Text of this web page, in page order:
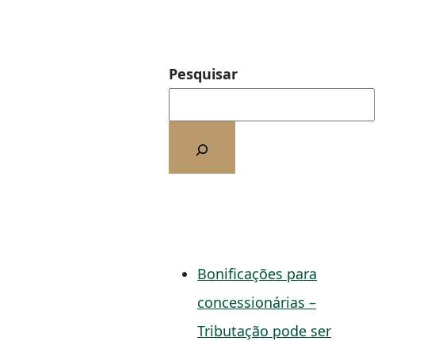
Pesquisar
Bonificações para
concessionárias –
Tributação pode ser